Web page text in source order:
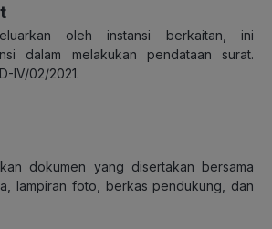
oleh instansi berkaitan, ini
dalam melakukan pendataan surat.
IV/02/2021.
dokumen yang disertakan bersama
lampiran foto, berkas pendukung, dan